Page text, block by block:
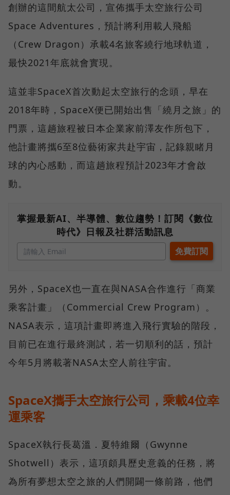
創辦的這間航太公司，宣佈攜手太空旅行公司
Space Adventures，預計將利用載人飛船
（Crew Dragon）承載4名旅客繞行地球軌道，
最快2021年底就會實現。
這並非SpaceX首次動起太空旅行的念頭，早在
2018年時，SpaceX便已開始出售「繞月之旅」的
門票，這趟旅程被日本企業家前澤友作所包下，
他計畫將攜6至8位藝術家共赴宇宙，記錄親睹月
球的內心感動，而這趟旅程預計2023年才會啟
動。
掌握最新AI、半導體、數位趨勢！訂閱《數位
時代》日報及社群活動訊息
另外，SpaceX也一直在與NASA合作進行「商業
乘客計畫」（Commercial Crew Program）。
NASA表示，這項計畫即將進入飛行實驗的階段，
目前已在進行最終測試，若一切順利的話，預計
今年5月將載著NASA太空人前往宇宙。
SpaceX攜手太空旅行公司，乘載4位幸
運乘客
SpaceX執行長葛溫．夏特維爾（Gwynne
Shotwell）表示，這項頗具歷史意義的任務，將
為所有夢想太空之旅的人們開闢一條前路，他們